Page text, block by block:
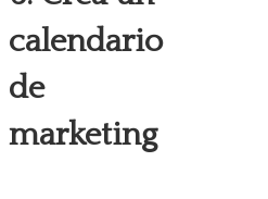
calendario
de
marketing